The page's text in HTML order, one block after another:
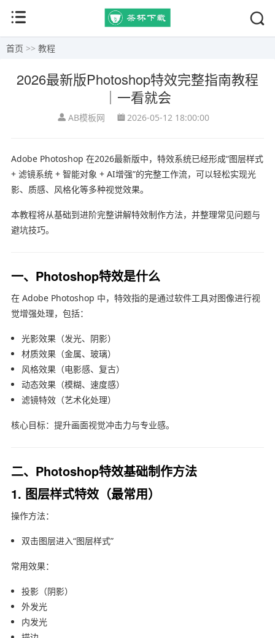
首页 >> 教程
2026最新版Photoshop特效完整指南教程
｜一看就会
AB模板网 2026-05-12 18:00:00
Adobe Photoshop 在2026最新版中，特效系统已经形成“图层样式
+ 滤镜系统 + 智能对象 + AI增强”的完整工作流，可以轻松实现光
影、质感、风格化等多种视觉效果。
本教程将从基础到进阶完整讲解特效制作方法，并整理常见问题与
避坑技巧。
一、Photoshop特效是什么
在 Adobe Photoshop 中，特效指的是通过软件工具对图像进行视
觉增强处理，包括：
光影效果（发光、阴影）
材质效果（金属、玻璃）
风格效果（电影感、复古）
动态效果（模糊、速度感）
滤镜特效（艺术化处理）
核心目标：提升画面视觉冲击力与专业感。
二、Photoshop特效基础制作方法
1. 图层样式特效（最常用）
操作方法：
双击图层进入“图层样式”
常用效果：
投影（阴影）
外发光
内发光